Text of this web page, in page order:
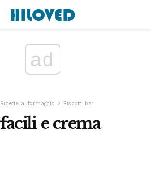
ad
Ricette al formaggio Biscotti bar
e crema